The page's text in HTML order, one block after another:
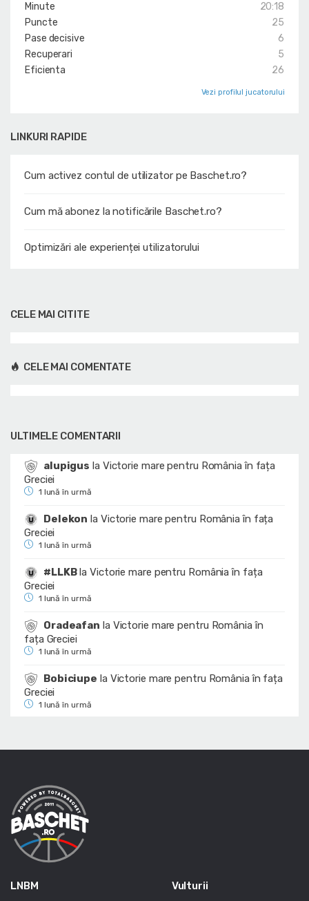
Minute
20:18
Puncte
25
Pase decisive
6
Recuperari
5
Eficienta
26
Vezi profilul jucatorului
LINKURI RAPIDE
Cum activez contul de utilizator pe Baschet.ro?
Cum mă abonez la notificările Baschet.ro?
Optimizări ale experienței utilizatorului
CELE MAI CITITE
CELE MAI COMENTATE
ULTIMELE COMENTARII
alupigus la Victorie mare pentru România în fața
Greciei
1 lună în urmă
Delekon la Victorie mare pentru România în fața
Greciei
1 lună în urmă
#LLKBlaVictorie mare pentru România în fața
Greciei
1 lună în urmă
Oradeafan la Victorie mare pentru România în
fața Greciei
1 lună în urmă
Bobiciupe la Victorie mare pentru România în fața
Greciei
1 lună în urmă
LNBM
Vulturii